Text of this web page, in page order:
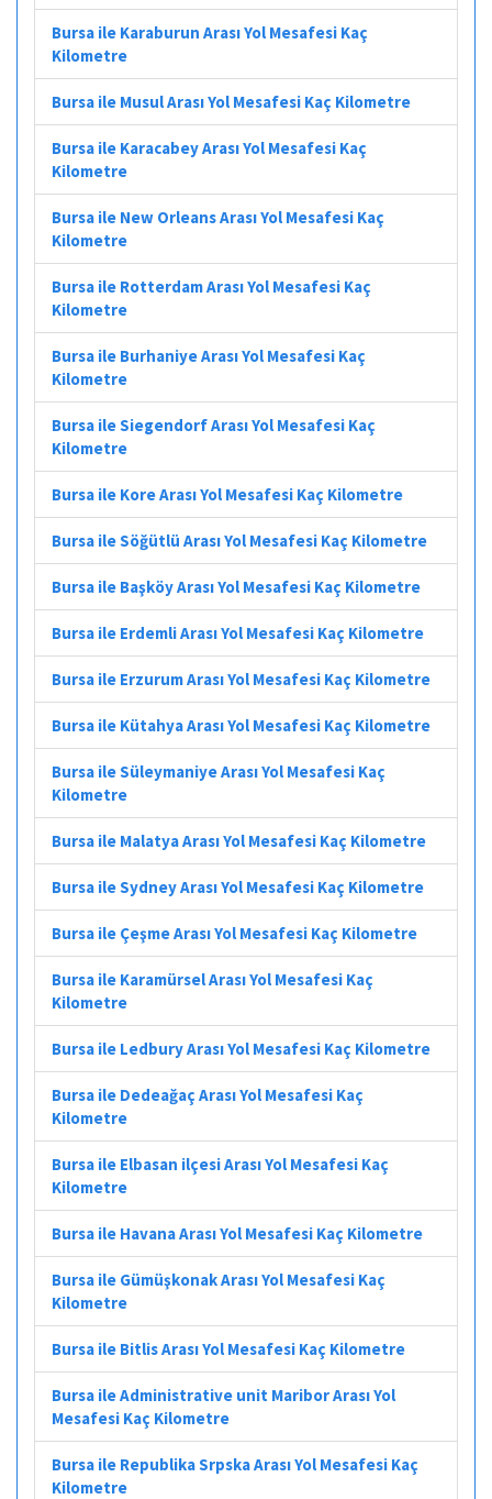
Bursa ile Karaburun Arası Yol Mesafesi Kaç
Kilometre
Bursa ile Musul Arası Yol Mesafesi Kaç Kilometre
Bursa ile Karacabey Arası Yol Mesafesi Kaç
Kilometre
Bursa ile New Orleans Arası Yol Mesafesi Kaç
Kilometre
Bursa ile Rotterdam Arası Yol Mesafesi Kaç
Kilometre
Bursa ile Burhaniye Arası Yol Mesafesi Kaç
Kilometre
Bursa ile Siegendorf Arası Yol Mesafesi Kaç
Kilometre
Bursa ile Kore Arası Yol Mesafesi Kaç Kilometre
Bursa ile Söğütlü Arası Yol Mesafesi Kaç Kilometre
Bursa ile Başköy Arası Yol Mesafesi Kaç Kilometre
Bursa ile Erdemli Arası Yol Mesafesi Kaç Kilometre
Bursa ile Erzurum Arası Yol Mesafesi Kaç Kilometre
Bursa ile Kütahya Arası Yol Mesafesi Kaç Kilometre
Bursa ile Süleymaniye Arası Yol Mesafesi Kaç
Kilometre
Bursa ile Malatya Arası Yol Mesafesi Kaç Kilometre
Bursa ile Sydney Arası Yol Mesafesi Kaç Kilometre
Bursa ile Çeşme Arası Yol Mesafesi Kaç Kilometre
Bursa ile Karamürsel Arası Yol Mesafesi Kaç
Kilometre
Bursa ile Ledbury Arası Yol Mesafesi Kaç Kilometre
Bursa ile Dedeağaç Arası Yol Mesafesi Kaç
Kilometre
Bursa ile Elbasan ilçesi Arası Yol Mesafesi Kaç
Kilometre
Bursa ile Havana Arası Yol Mesafesi Kaç Kilometre
Bursa ile Gümüşkonak Arası Yol Mesafesi Kaç
Kilometre
Bursa ile Bitlis Arası Yol Mesafesi Kaç Kilometre
Bursa ile Administrative unit Maribor Arası Yol
Mesafesi Kaç Kilometre
Bursa ile Republika Srpska Arası Yol Mesafesi Kaç
Kilometre